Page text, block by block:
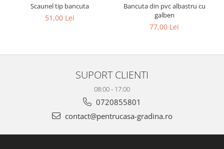
Scaunel tip bancuta
51,00 Lei
Bancuta din pvc albastru cu
galben
77,00 Lei
SUPORT CLIENTI
08:00 - 17:00
0720855801
contact@pentrucasa-gradina.ro